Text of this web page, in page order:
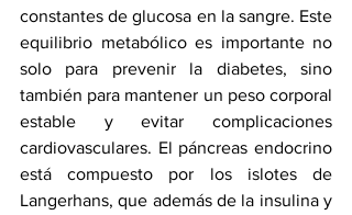
constantes de glucosa en la sangre. Este
equilibrio metabólico es importante no
solo para prevenir la diabetes, sino
también para mantener un peso corporal
estable y evitar complicaciones
cardiovasculares. El páncreas endocrino
está compuesto por los islotes de
Langerhans, que además de la insulina y